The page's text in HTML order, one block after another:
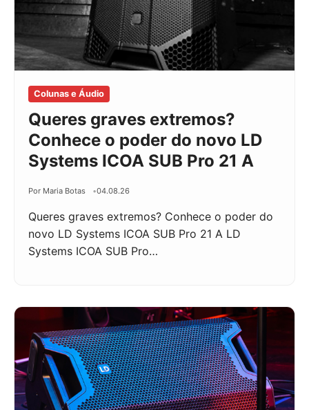
Colunas e Áudio
Queres graves extremos?
Conhece o poder do novo LD
Systems ICOA SUB Pro 21 A
Por Maria Botas 04.08.26
Queres graves extremos? Conhece o poder do
novo LD Systems ICOA SUB Pro 21 A LD
Systems ICOA SUB Pro…